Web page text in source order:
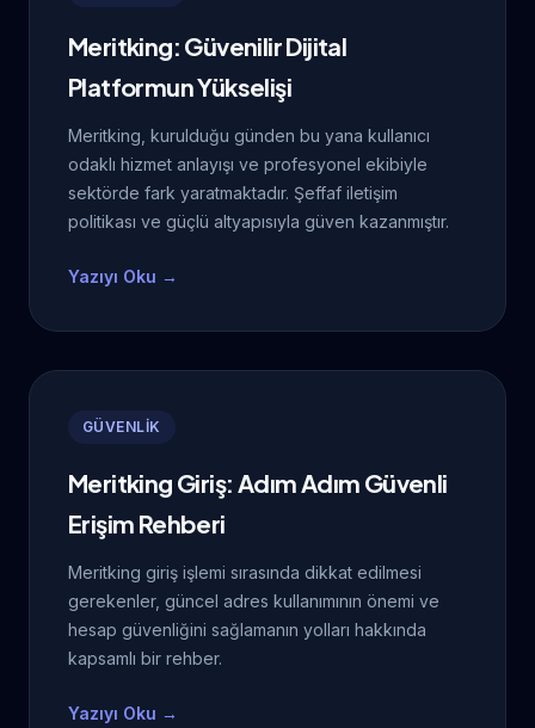
Meritking: Güvenilir Dijital
Platformun Yükselişi
Meritking, kurulduğu günden bu yana kullanıcı
odaklı hizmet anlayışı ve profesyonel ekibiyle
sektörde fark yaratmaktadır. Şeffaf iletişim
politikası ve güçlü altyapısıyla güven kazanmıştır.
Yazıyı Oku →
GÜVENLİK
Meritking Giriş: Adım Adım Güvenli
Erişim Rehberi
Meritking giriş işlemi sırasında dikkat edilmesi
gerekenler, güncel adres kullanımının önemi ve
hesap güvenliğini sağlamanın yolları hakkında
kapsamlı bir rehber.
Yazıyı Oku →